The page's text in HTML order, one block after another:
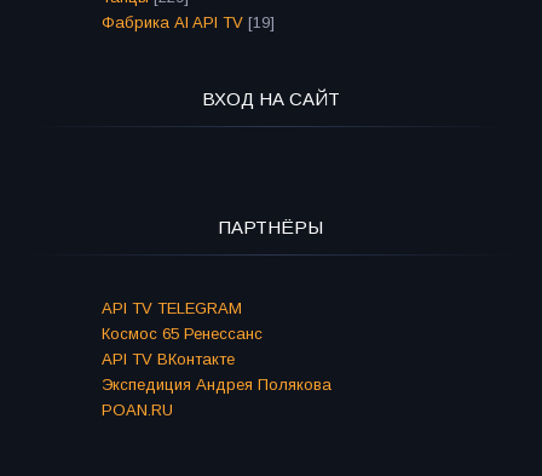
Фабрика AI API TV [19]
ВХОД НА САЙТ
ПАРТНЁРЫ
API TV TELEGRAM
Космос 65 Ренессанс
API TV ВКонтакте
Экспедиция Андрея Полякова
POAN.RU